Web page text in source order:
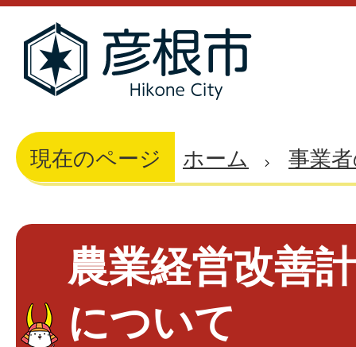
現在のページ ホーム 事業
農業経営改善
について